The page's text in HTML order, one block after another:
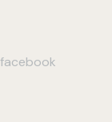
facebook